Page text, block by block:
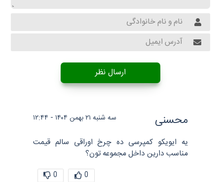
ارسال نظر
محسنی سه شنبه ۲۱ بهمن ۱۴۰۴ - ۱۲:۴۴
یه ایویکو کمپرسی ده چرخ اوراقی سالم قیمت
مناسب دارین داخل مجموعه تون؟
0
0